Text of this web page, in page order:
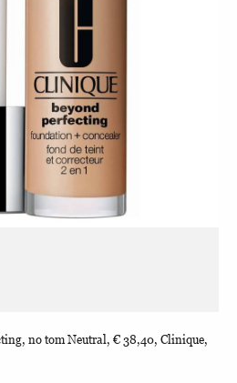
no tom Neutral, € 38,40, Clinique,